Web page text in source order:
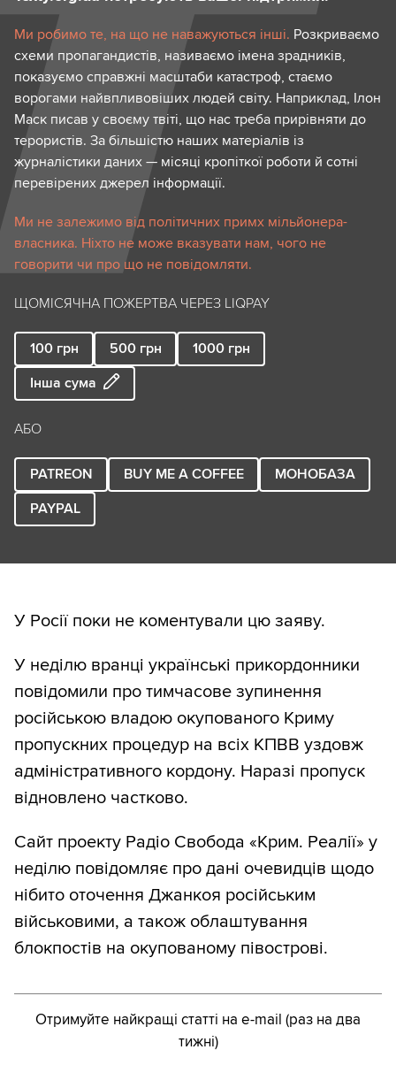
Ми робимо те, на що не наважуються інші. Розкриваємо
схеми пропагандистів, називаємо імена зрадників,
показуємо справжні масштаби катастроф, стаємо
ворогами найвпливовіших людей світу. Наприклад, Ілон
Маск писав у своєму твіті, що нас треба прирівняти до
терористів. За більшістю наших матеріалів із
журналістики даних — місяці кропіткої роботи й сотні
перевірених джерел інформації.
Ми не залежимо від політичних примх мільйонера-
власника. Ніхто не може вказувати нам, чого не
говорити чи про що не повідомляти.
ЩОМІСЯЧНА ПОЖЕРТВА ЧЕРЕЗ LIQPAY
100 грн 500 грн 1000 грн
Інша сума
АБО
PATREON BUY ME A COFFEE
МОНОБАЗА
PAYPAL
У Росії поки не коментували цю заяву.
У неділю вранці українські прикордонники
повідомили про тимчасове зупинення
російською владою окупованого Криму
пропускних процедур на всіх КПВВ уздовж
адміністративного кордону. Наразі пропуск
відновлено частково.
Сайт проекту Радіо Свобода «Крим. Реалії» у
неділю повідомляє про дані очевидців щодо
нібито оточення Джанкоя російським
військовими, а також облаштування
блокпостів на окупованому півострові.
Отримуйте найкращі статті на e-mail (раз на два
тижні)